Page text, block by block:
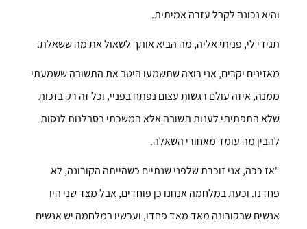
והיא נכונה לקבל עזרה אמיתית.
תגידי לי, פניתי אליה, מה הביא אותך לשאול את מה ששאלת.
מאזינים יקרים, אני רוצה שתשמעו היטב את התשובה ששמעתי
ממנה, איזה עולם רגשות עצום נפתח בפניי, וכל זה רק בזכות
שלא התפתיתי לענות תשובה אלא המשכתי בסבלנות לנסות
להבין מה עומד מאחורי השאלה.
"אז ככה, אני זוכרת שלפני שנתיים כשהייתה הקורונה, לא
פחדנו. וכעת במלחמה אנחנו כן פוחדים, אבל מצד שני היו
אנשים שבקורונה מאד מאד פחדו, ועכשיו במלחמה יש אנשים